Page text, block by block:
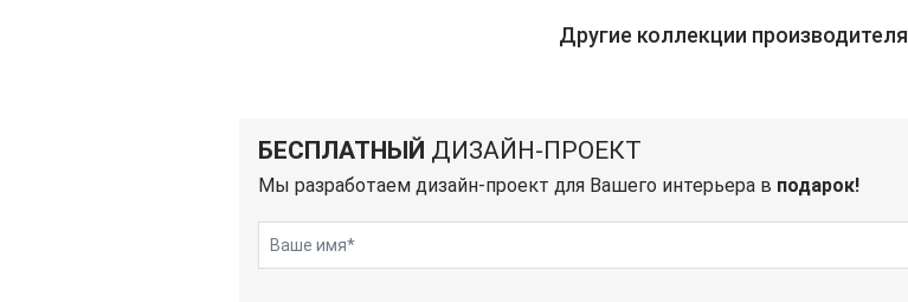
Другие коллекции производителя
БЕСПЛАТНЫЙ ДИЗАЙН-ПРОЕКТ
Мы разработаем дизайн-проект для Вашего интерьера в подарок!